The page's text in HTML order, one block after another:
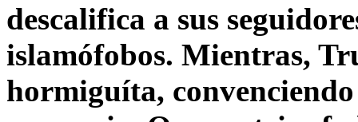
descalifica a sus
islamófobos. Mientras,
hormiguíta,